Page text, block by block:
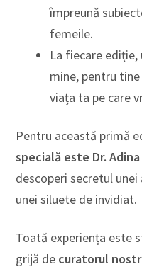
împreună
femeile.
La fiecare
mine, pentru
viața ta pe care
Pentru această primă
specială este Dr.
descoperi secretul
unei siluete de invidiat.
Toată experiența este
grijă de curatorul